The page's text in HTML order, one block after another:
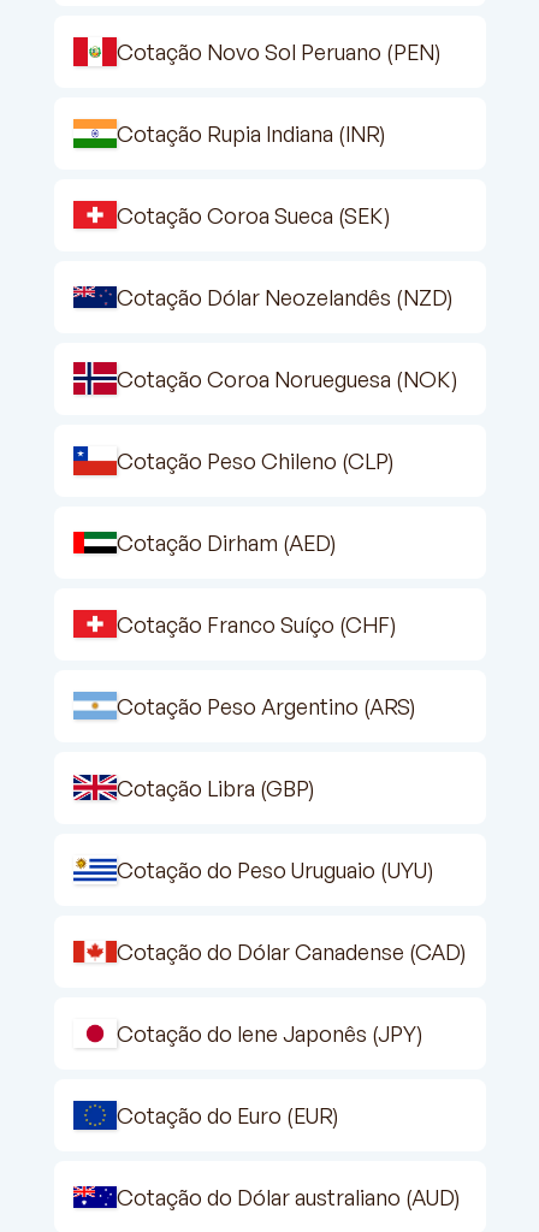
Cotação Novo Sol Peruano (PEN)
Cotação Rupia Indiana (INR)
Cotação Coroa Sueca (SEK)
Cotação Dólar Neozelandês (NZD)
Cotação Coroa Norueguesa (NOK)
Cotação Peso Chileno (CLP)
Cotação Dirham (AED)
Cotação Franco Suíço (CHF)
Cotação Peso Argentino (ARS)
Cotação Libra (GBP)
Cotação do Peso Uruguaio (UYU)
Cotação do Dólar Canadense (CAD)
Cotação do Iene Japonês (JPY)
Cotação do Euro (EUR)
Cotação do Dólar australiano (AUD)